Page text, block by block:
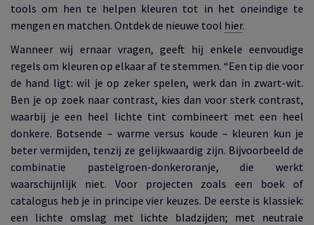
tools om hen te helpen kleuren tot in het oneindige te
mengen en matchen. Ontdek de nieuwe tool hier.
Wanneer wij ernaar vragen, geeft hij enkele eenvoudige
regels om kleuren op elkaar af te stemmen. “Een tip die voor
de hand ligt: wil je op zeker spelen, werk dan in zwart-wit.
Ben je op zoek naar contrast, kies dan voor sterk contrast,
waarbij je een heel lichte tint combineert met een heel
donkere. Botsende – warme versus koude – kleuren kun je
beter vermijden, tenzij ze gelijkwaardig zijn. Bijvoorbeeld de
combinatie pastelgroen-donkeroranje, die werkt
waarschijnlijk niet. Voor projecten zoals een boek of
catalogus heb je in principe vier keuzes. De eerste is klassiek:
een lichte omslag met lichte bladzijden; met neutrale